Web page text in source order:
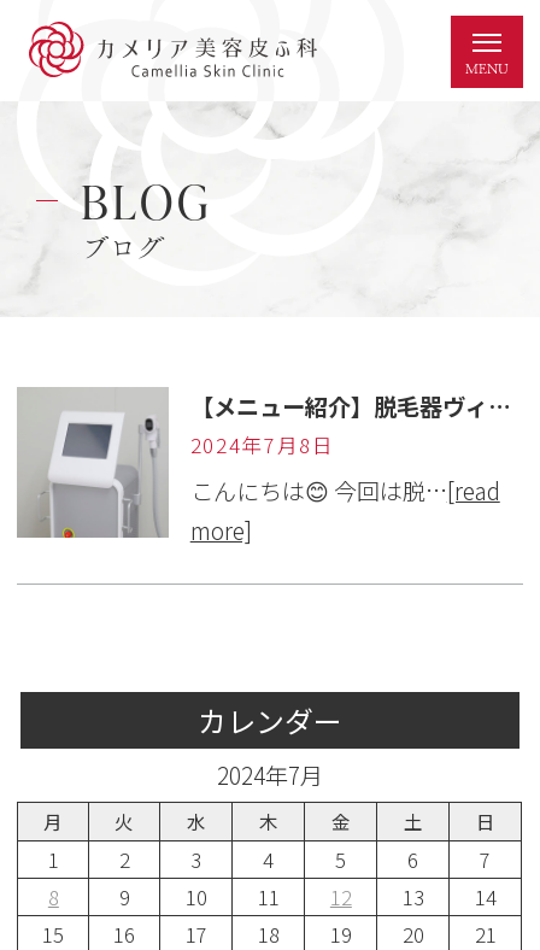
BLOG
ブログ
【メニュー紹介】脱毛器ヴィーナス・ワン
2024年7月8日
こんにちは😊 今回は脱…[read
more]
カレンダー
2024年7月
月 火 水 木 金 土 日
1 2 3 4 5 6
7
8
9 10 11 12 13
14
15
16 17 18 19 20
21